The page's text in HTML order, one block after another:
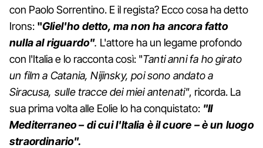
con Paolo Sorrentino. E il regista? Ecco cosa ha detto
Irons: "Gliel'ho detto, ma non ha ancora fatto
nulla al riguardo". L'attore ha un legame profondo
con l'Italia e lo racconta così: "Tanti anni fa ho girato
un film a Catania, Nijinsky, poi sono andato a
Siracusa, sulle tracce dei miei antenati", ricorda. La
sua prima volta alle Eolie lo ha conquistato: "Il
Mediterraneo – di cui l'Italia è il cuore – è un luogo
straordinario".